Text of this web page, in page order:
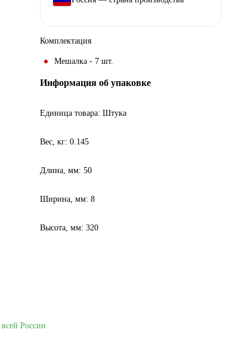
Комплектация
Мешалка - 7 шт.
Информация об упаковке
Единица товара: Штука
Вес, кг: 0.145
Длина, мм: 50
Ширина, мм: 8
Высота, мм: 320
России